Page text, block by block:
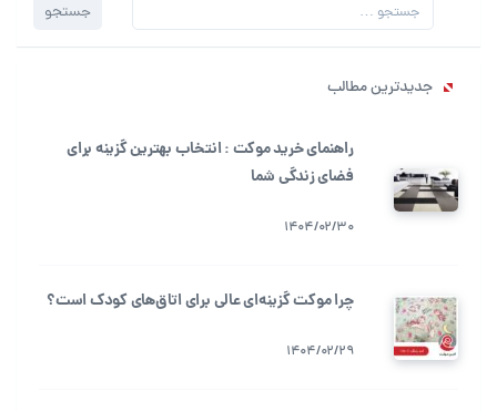
جستجو
جستجو
جدیدترین مطالب
راهنمای خرید موکت : انتخاب بهترین گزینه برای
فضای زندگی شما
1404/02/30
چرا موکت گزینه‌ای عالی برای اتاق‌های کودک است؟
1404/02/29